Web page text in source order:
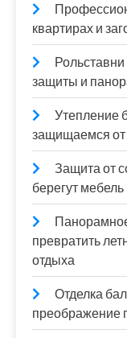
квартирах и
защиты и
Утепление
защищаемся от
Защита от
берегут мебель
превратить
отдыха
Отделка
преображение